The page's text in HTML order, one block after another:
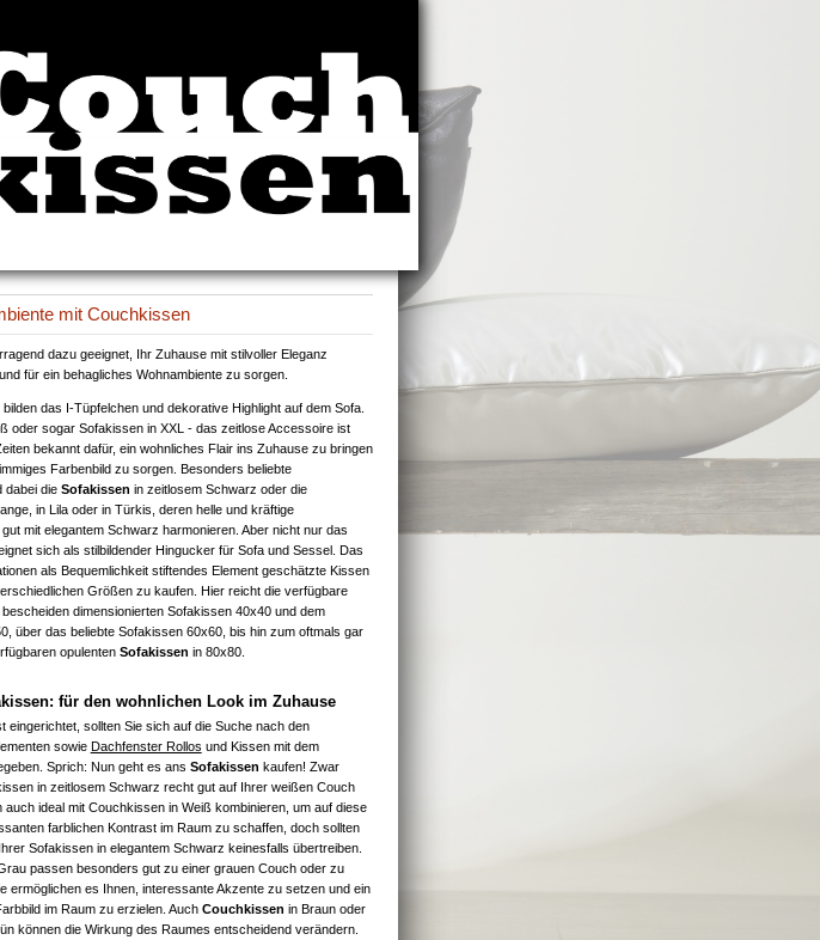
mit Couchkissen
dazu geeignet, Ihr Zuhause mit stilvoller Eleganz
für ein behagliches Wohnambiente zu sorgen.
bilden das I-Tüpfelchen und dekorative Highlight auf dem Sofa.
oder sogar Sofakissen in XXL - das zeitlose Accessoire ist
bekannt dafür, ein wohnliches Flair ins Zuhause zu bringen
Farbenbild zu sorgen. Besonders beliebte
dabei die Sofakissen in zeitlosem Schwarz oder die
in Lila oder in Türkis, deren helle und kräftige
mit elegantem Schwarz harmonieren. Aber nicht nur das
sich als stilbildender Hingucker für Sofa und Sessel. Das
als Bequemlichkeit stiftendes Element geschätzte Kissen
Größen zu kaufen. Hier reicht die verfügbare
dimensionierten Sofakissen 40x40 und dem
über das beliebte Sofakissen 60x60, bis hin zum oftmals gar
opulenten Sofakissen in 80x80.
für den wohnlichen Look im Zuhause
eingerichtet, sollten Sie sich auf die Suche nach den
sowie Dachfenster Rollos und Kissen mit dem
Sprich: Nun geht es ans Sofakissen kaufen! Zwar
in zeitlosem Schwarz recht gut auf Ihrer weißen Couch
auch ideal mit Couchkissen in Weiß kombinieren, um auf diese
farblichen Kontrast im Raum zu schaffen, doch sollten
Sofakissen in elegantem Schwarz keinesfalls übertreiben.
passen besonders gut zu einer grauen Couch oder zu
ermöglichen es Ihnen, interessante Akzente zu setzen und ein
im Raum zu erzielen. Auch Couchkissen in Braun oder
können die Wirkung des Raumes entscheidend verändern.